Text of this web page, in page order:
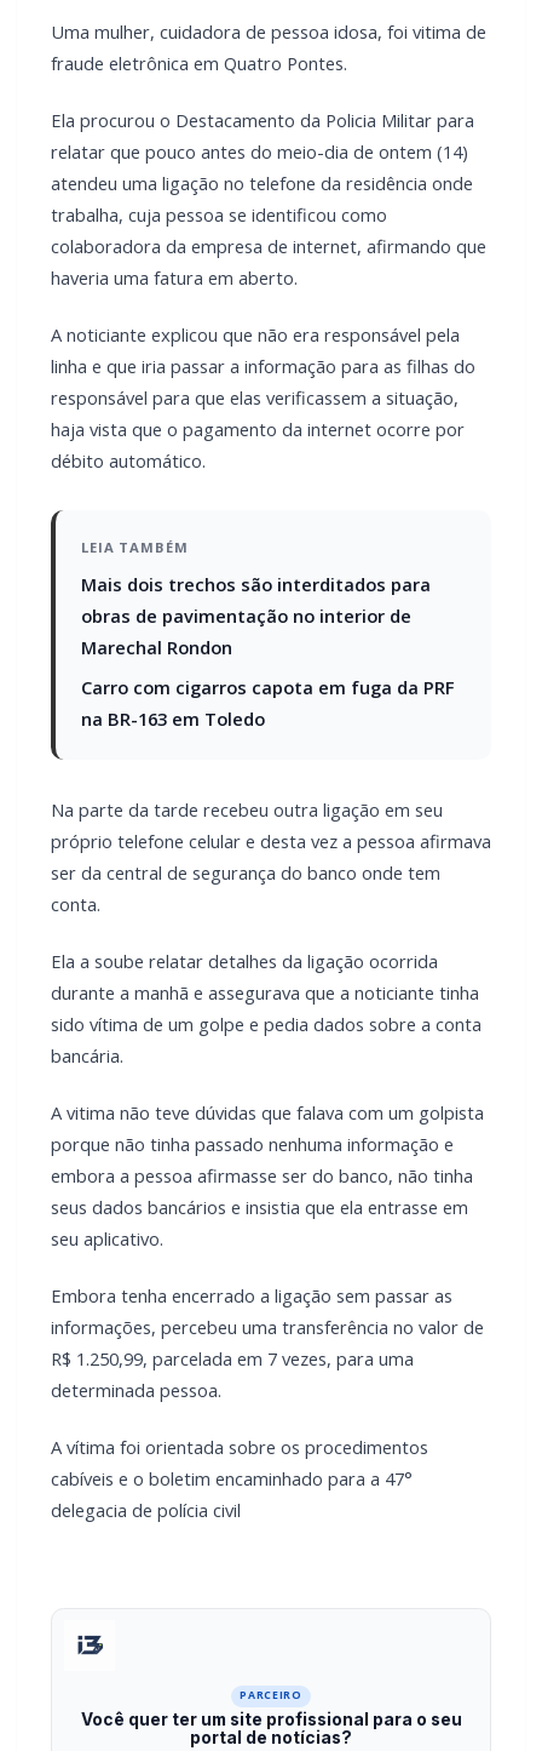
Uma mulher, cuidadora de pessoa idosa, foi vitima de
fraude eletrônica em Quatro Pontes.
Ela procurou o Destacamento da Policia Militar para
relatar que pouco antes do meio-dia de ontem (14)
atendeu uma ligação no telefone da residência onde
trabalha, cuja pessoa se identificou como
colaboradora da empresa de internet, afirmando que
haveria uma fatura em aberto.
A noticiante explicou que não era responsável pela
linha e que iria passar a informação para as filhas do
responsável para que elas verificassem a situação,
haja vista que o pagamento da internet ocorre por
débito automático.
LEIA TAMBÉM
Mais dois trechos são interditados para
obras de pavimentação no interior de
Marechal Rondon
Carro com cigarros capota em fuga da PRF
na BR-163 em Toledo
Na parte da tarde recebeu outra ligação em seu
próprio telefone celular e desta vez a pessoa afirmava
ser da central de segurança do banco onde tem
conta.
Ela a soube relatar detalhes da ligação ocorrida
durante a manhã e assegurava que a noticiante tinha
sido vítima de um golpe e pedia dados sobre a conta
bancária.
A vitima não teve dúvidas que falava com um golpista
porque não tinha passado nenhuma informação e
embora a pessoa afirmasse ser do banco, não tinha
seus dados bancários e insistia que ela entrasse em
seu aplicativo.
Embora tenha encerrado a ligação sem passar as
informações, percebeu uma transferência no valor de
R$ 1.250,99, parcelada em 7 vezes, para uma
determinada pessoa.
A vítima foi orientada sobre os procedimentos
cabíveis e o boletim encaminhado para a 47°
delegacia de polícia civil
PARCEIRO
Você quer ter um site profissional para o seu
portal de notícias?